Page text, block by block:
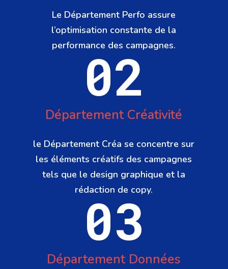
Le Département Perfo assure
l’optimisation constante de la
performance des campagnes.
02
Département Créativité
le Département Créa se concentre sur
les éléments créatifs des campagnes
tels que le design graphique et la
rédaction de copy.
03
Département Données